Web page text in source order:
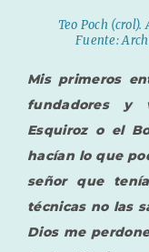
Teo Poch
Fuente:
Mis primeros
fundadores y
Esquiroz o el
hacían lo que
señor que
técnicas no las
Dios me